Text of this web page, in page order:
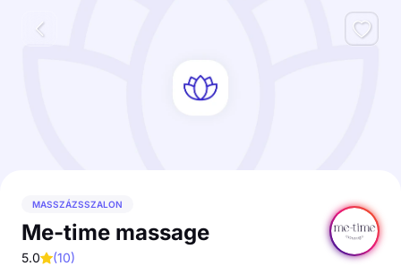
MASSZÁZSSZALON
Me-time massage
5.0 (10)